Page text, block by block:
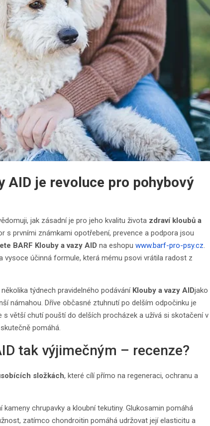
AID je revoluce pro pohybový
jak zásadní je pro jeho kvalitu života zdraví kloubů a
s prvními známkami opotřebení, prevence a podpora jsou
BARF Klouby a vazy AID na eshopu www.barf-pro-psy.cz.
vysoce účinná formule, která mému psovi vrátila radost z
týdnech pravidelného podávání Klouby a vazy AIDjako
námahou. Dříve občasné ztuhnutí po delším odpočinku je
s větší chutí pouští do delších procházek a užívá si skotačení v
pomáhá.
tak výjimečným – recenze?
složkách, které cílí přímo na regeneraci, ochranu a
chrupavky a kloubní tekutiny. Glukosamin pomáhá
zatímco chondroitin pomáhá udržovat její elasticitu a